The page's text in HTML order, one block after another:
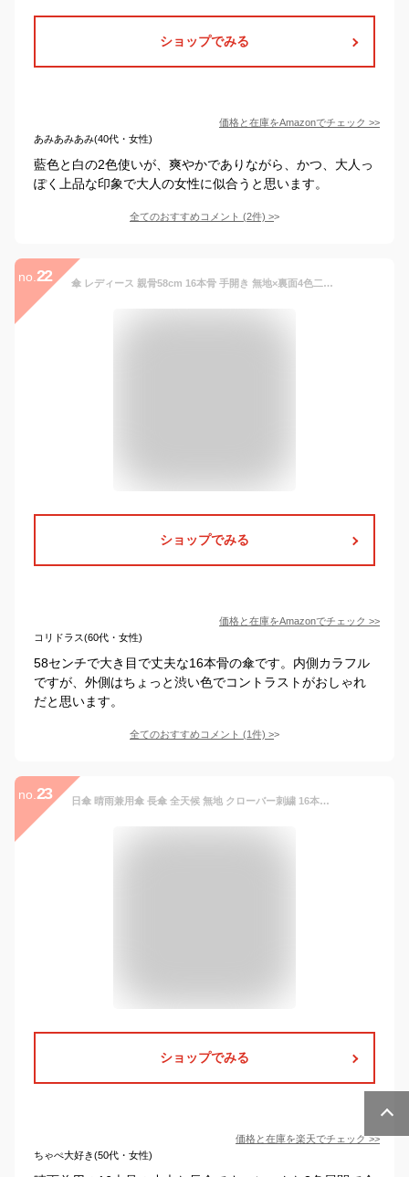
ショップでみる
価格と在庫をAmazonでチェック >>
あみあみあみ(40代・女性)
藍色と白の2色使いが、爽やかでありながら、かつ、大人っ
ぽく上品な印象で大人の女性に似合うと思います。
全てのおすすめコメント (2件) >
no. 22 傘 レディース 親骨58cm 16本骨 手開き 無地×裏面4色二重張り手開き雨傘 (カーキ)
ショップでみる
価格と在庫をAmazonでチェック >>
コリドラス(60代・女性)
58センチで大き目で丈夫な16本骨の傘です。内側カラフル
ですが、外側はちょっと渋い色でコントラストがおしゃれ
だと思います。
全てのおすすめコメント (1件) >
no. 23 日傘 晴雨兼用傘 長傘 全天候 無地 クローバー刺繍 16本骨 541922
ショップでみる
価格と在庫を楽天でチェック>>
ちゃぺ大好き(50代・女性)